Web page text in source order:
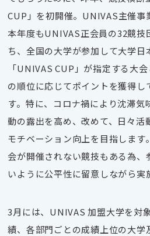
CUP 」を初開催。 UNIVAS主催事
本年度もUNIVAS正会員の32競技
ち、全国の大学が参加して大学日
「UNIVAS CUP 」が指定する大
の順位に応じてポイントを獲得し
す。特に、コロナ禍により沈滞気
動の露出を高め、改めて、日々活
モチベーション向上を目指します
会が開催されない競技もある為、
いように公平性に留意しながら実
3月には、UNIVAS 加盟大学を対
績、各部門ごとの成績上位の大学